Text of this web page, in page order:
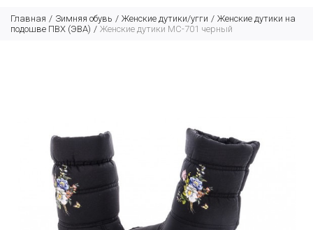
Главная Зимняя обувь Женские дутики/угги
Женские дутики на
подошве ПВХ (ЭВА)
Женские дутики МС-701 черный